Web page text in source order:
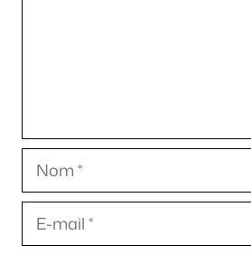
Nom
E-
mail